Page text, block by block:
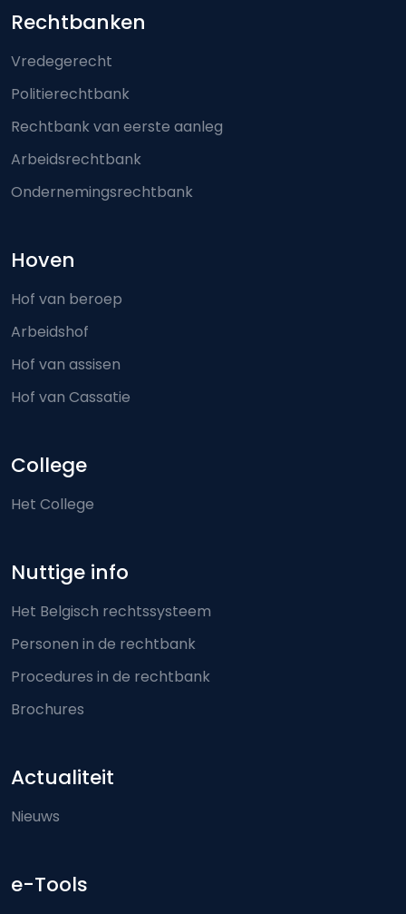
Footer-menu
Rechtbanken
Vredegerecht
Politierechtbank
Rechtbank van eerste aanleg
Arbeidsrechtbank
Ondernemingsrechtbank
Hoven
Hof van beroep
Arbeidshof
Hof van assisen
Hof van Cassatie
College
Het College
Nuttige info
Het Belgisch rechtssysteem
Personen in de rechtbank
Procedures in de rechtbank
Brochures
Actualiteit
Nieuws
e-Tools